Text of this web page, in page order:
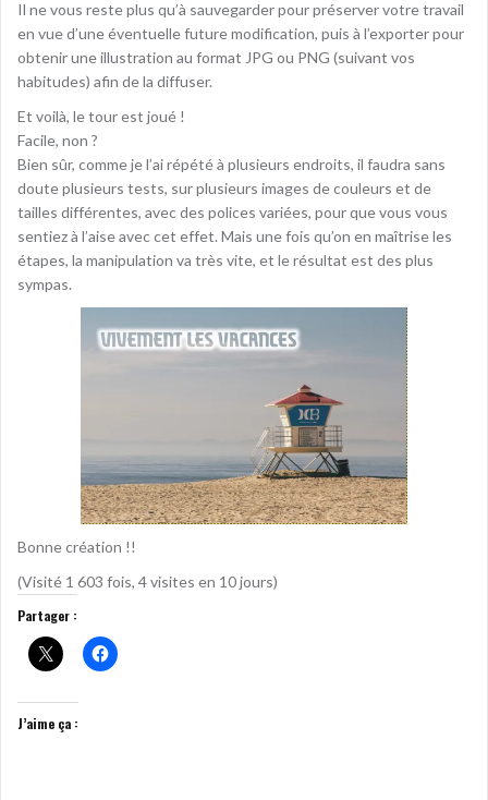
Il ne vous reste plus qu’à sauvegarder pour préserver votre travail
en vue d’une éventuelle future modification, puis à l’exporter pour
obtenir une illustration au format JPG ou PNG (suivant vos
habitudes) afin de la diffuser.
Et voilà, le tour est joué !
Facile, non ?
Bien sûr, comme je l’ai répété à plusieurs endroits, il faudra sans
doute plusieurs tests, sur plusieurs images de couleurs et de
tailles différentes, avec des polices variées, pour que vous vous
sentiez à l’aise avec cet effet. Mais une fois qu’on en maîtrise les
étapes, la manipulation va très vite, et le résultat est des plus
sympas.
Bonne création !!
(Visité 1 603 fois, 4 visites en 10 jours)
Partager :
J’aime ça :